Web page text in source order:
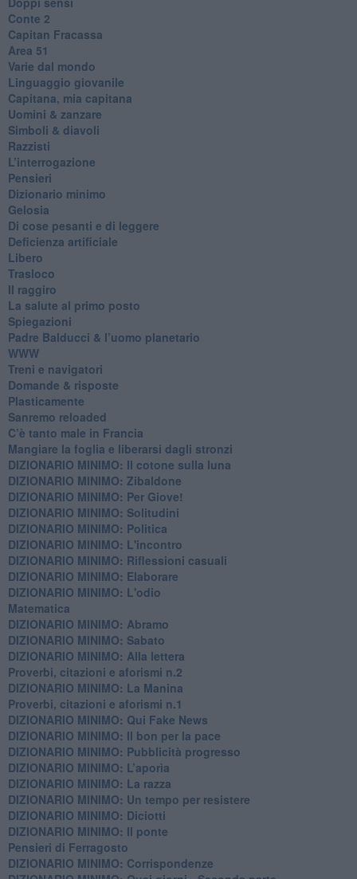
​Conte 2
​Capitan Fracassa
​Area 51
Varie dal mondo
​Linguaggio giovanile
​Capitana, mia capitana
Uomini & zanzare
​Simboli & diavoli
Razzisti
​L’interrogazione
Pensieri
​Dizionario minimo
Gelosia
Di cose pesanti e di leggere
​Deficienza artificiale
Libero
Trasloco
Il raggiro
​La salute al primo posto
Spiegazioni
Padre Balducci & l’uomo planetario
WWW
​Treni e navigatori
​Domande & risposte
​Plasticamente
Sanremo reloaded
C’è tanto male in Francia
​Mangiare la foglia e liberarsi dagli stronzi
DIZIONARIO MINIMO: Il cotone sulla luna
DIZIONARIO MINIMO: Zibaldone
DIZIONARIO MINIMO: Per Giove!
DIZIONARIO MINIMO: Solitudini
DIZIONARIO MINIMO: Politica
DIZIONARIO MINIMO: L'incontro
DIZIONARIO MINIMO: Riflessioni casuali
DIZIONARIO MINIMO: Elaborare
DIZIONARIO MINIMO: L'odio
​Matematica
DIZIONARIO MINIMO: Abramo
DIZIONARIO MINIMO: Sabato
​DIZIONARIO MINIMO: Alla lettera
Proverbi, citazioni e aforismi n.2
DIZIONARIO MINIMO: La Manina
​Proverbi, citazioni e aforismi n.1
DIZIONARIO MINIMO: Qui Fake News
DIZIONARIO MINIMO: ​Il bon per la pace
DIZIONARIO MINIMO: Pubblicità progresso
DIZIONARIO MINIMO: L’aporìa
DIZIONARIO MINIMO: La razza
DIZIONARIO MINIMO: Un tempo per resistere
DIZIONARIO MINIMO: Diciotti
DIZIONARIO MINIMO: Il ponte
Pensieri di Ferragosto
DIZIONARIO MINIMO: Corrispondenze